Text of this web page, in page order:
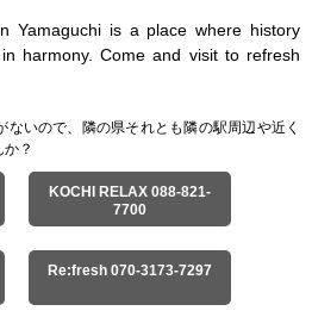
Yamaguchi is a place where history
harmony. Come and visit to refresh
ないので、隣の県それとも隣の駅周辺や近く
？
KOCHI RELAX 088-821-
7700
Re:fresh 070-3173-7297